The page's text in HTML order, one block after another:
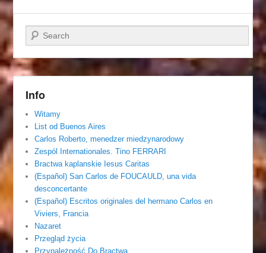
Szukaj
Info
Witamy
List od Buenos Aires
Carlos Roberto, menedzer miedzynarodowy
Zespól Internationales. Tino FERRARI
Bractwa kaplanskie Iesus Caritas
(Español) San Carlos de FOUCAULD, una vida
desconcertante
(Español) Escritos originales del hermano Carlos en
Viviers, Francia
Nazaret
Przegląd życia
Przynależność Do Bractwa